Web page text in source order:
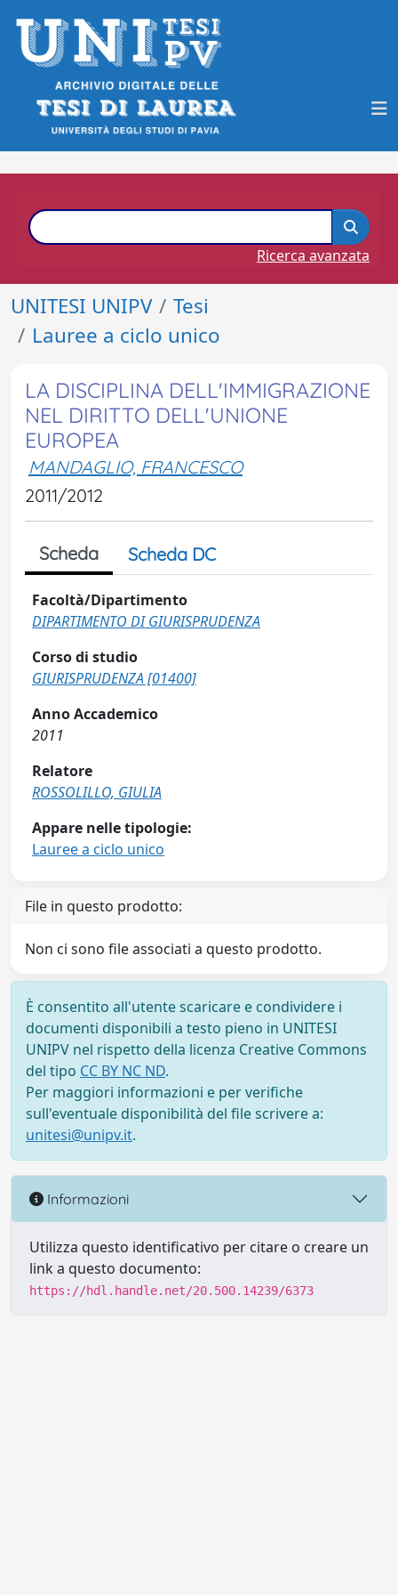
Ricerca avanzata
UNITESI UNIPV
Tesi
Lauree a ciclo unico
LA DISCIPLINA DELL'IMMIGRAZIONE
NEL DIRITTO DELL'UNIONE
EUROPEA
MANDAGLIO, FRANCESCO
2011/2012
Scheda Scheda DC
Facoltà/Dipartimento
DIPARTIMENTO DI GIURISPRUDENZA
Corso di studio
GIURISPRUDENZA [01400]
Anno Accademico
2011
Relatore
ROSSOLILLO, GIULIA
Appare nelle tipologie:
Lauree a ciclo unico
File in questo prodotto:
Non ci sono file associati a questo prodotto.
È consentito all'utente scaricare e condividere i
documenti disponibili a testo pieno in UNITESI
UNIPV nel rispetto della licenza Creative Commons
del tipo CC BY NC ND.
Per maggiori informazioni e per verifiche
sull'eventuale disponibilità del file scrivere a:
unitesi@unipv.it.
Informazioni
Utilizza questo identificativo per citare o creare un
link a questo documento:
https://hdl.handle.net/20.500.14239/6373